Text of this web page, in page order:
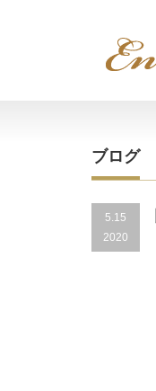
ブログ
5.15
2020